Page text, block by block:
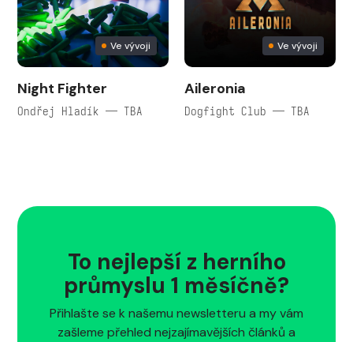
Ve vývoji
Night Fighter
Ondřej Hladík — TBA
Ve vývoji
Aileronia
Dogfight Club — TBA
To nejlepší z herního
průmyslu 1 měsíčně?
Přihlašte se k našemu newsletteru a my vám
zašleme přehled nejzajímavějších článků a